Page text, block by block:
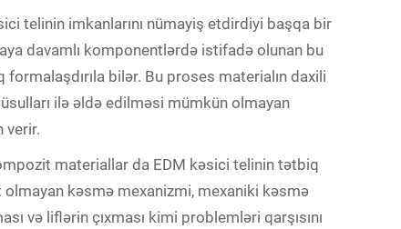
telinin imkanlarını nümayiş etdirdiyi başqa bir
davamlı komponentlərdə istifadə olunan bu
bilər. Bu proses materialın daxili
ilə əldə edilməsi mümkün olmayan
verir.
materiallar da EDM kəsici telinin tətbiq
kəsmə mexanizmi, mexaniki kəsmə
və liflərin çıxması kimi problemləri qarşısını